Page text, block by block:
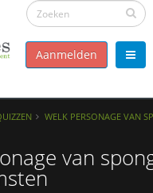
Aanmelden
WELK PERSONAGE VAN
van